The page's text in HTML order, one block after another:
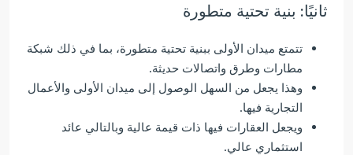
ثانيًا: بنية تحتية متطورة
تتمتع ميدان الأولى ببنية تحتية متطورة، بما في ذلك شبكة
مطارات وطرق واتصالات حديثة.
وهذا يجعل من السهل الوصول إلى ميدان الأولى والأعمال
التجارية فيها.
ويجعل العقارات فيها ذات قيمة عالية وبالتالي عائد
استثماري عالي.